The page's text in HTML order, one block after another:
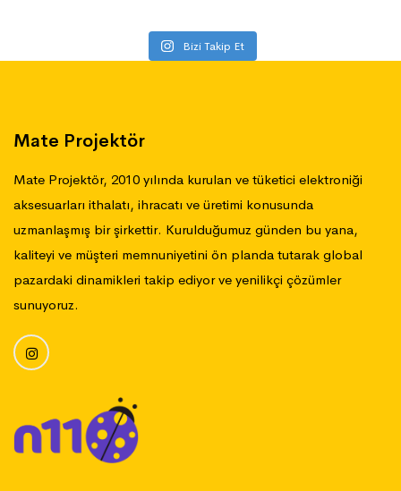
Bizi Takip Et
Mate Projektör
Mate Projektör, 2010 yılında kurulan ve tüketici elektroniği
aksesuarları ithalatı, ihracatı ve üretimi konusunda
uzmanlaşmış bir şirkettir. Kurulduğumuz günden bu yana,
kaliteyi ve müşteri memnuniyetini ön planda tutarak global
pazardaki dinamikleri takip ediyor ve yenilikçi çözümler
sunuyoruz.